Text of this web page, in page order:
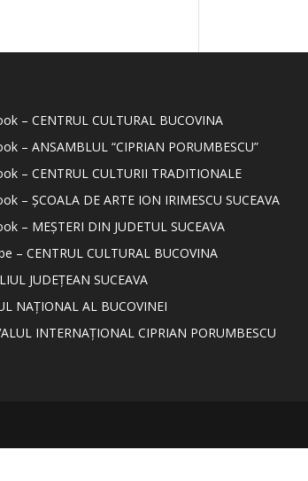
– CENTRUL CULTURAL BUCOVINA
– ANSAMBLUL “CIPRIAN PORUMBESCU”
– CENTRUL CULTURII TRADITIONALE
– ȘCOALA DE ARTE ION IRIMESCU SUCEAVA
– MEȘTERI DIN JUDETUL SUCEAVA
– CENTRUL CULTURAL BUCOVINA
JUDEȚEAN SUCEAVA
NAȚIONAL AL BUCOVINEI
INTERNAȚIONAL CIPRIAN PORUMBESCU